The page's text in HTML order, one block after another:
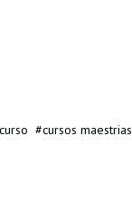
cursos maestrias